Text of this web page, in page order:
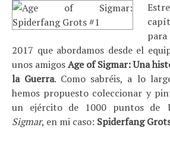
2017 que abordamos desde el
unos amigosAge of Sigmar: Una
la Guerra. Como sabréis, a lo
hemos propuesto coleccionar y
un ejército de 1000 puntos de
Sigmar, en mi caso: Spiderfang